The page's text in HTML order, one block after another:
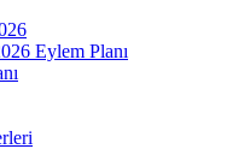
Eylem Planı